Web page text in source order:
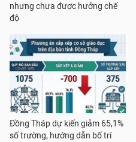
nhưng chưa được hưởng chế
độ
Đồng Tháp dự kiến giảm 65,1%
số trường, hướng dẫn bố trí